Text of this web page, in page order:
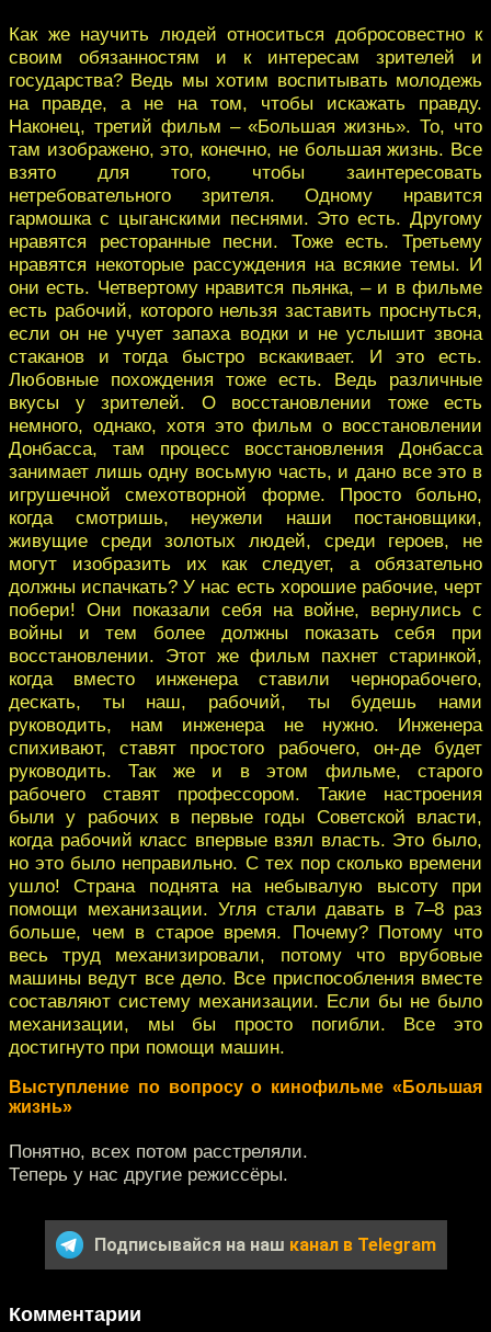
Как же научить людей относиться добросовестно к
своим обязанностям и к интересам зрителей и
государства? Ведь мы хотим воспитывать молодежь
на правде, а не на том, чтобы искажать правду.
Наконец, третий фильм – «Большая жизнь». То, что
там изображено, это, конечно, не большая жизнь. Все
взято для того, чтобы заинтересовать
нетребовательного зрителя. Одному нравится
гармошка с цыганскими песнями. Это есть. Другому
нравятся ресторанные песни. Тоже есть. Третьему
нравятся некоторые рассуждения на всякие темы. И
они есть. Четвертому нравится пьянка, – и в фильме
есть рабочий, которого нельзя заставить проснуться,
если он не учует запаха водки и не услышит звона
стаканов и тогда быстро вскакивает. И это есть.
Любовные похождения тоже есть. Ведь различные
вкусы у зрителей. О восстановлении тоже есть
немного, однако, хотя это фильм о восстановлении
Донбасса, там процесс восстановления Донбасса
занимает лишь одну восьмую часть, и дано все это в
игрушечной смехотворной форме. Просто больно,
когда смотришь, неужели наши постановщики,
живущие среди золотых людей, среди героев, не
могут изобразить их как следует, а обязательно
должны испачкать? У нас есть хорошие рабочие, черт
побери! Они показали себя на войне, вернулись с
войны и тем более должны показать себя при
восстановлении. Этот же фильм пахнет старинкой,
когда вместо инженера ставили чернорабочего,
дескать, ты наш, рабочий, ты будешь нами
руководить, нам инженера не нужно. Инженера
спихивают, ставят простого рабочего, он-де будет
руководить. Так же и в этом фильме, старого
рабочего ставят профессором. Такие настроения
были у рабочих в первые годы Советской власти,
когда рабочий класс впервые взял власть. Это было,
но это было неправильно. С тех пор сколько времени
ушло! Страна поднята на небывалую высоту при
помощи механизации. Угля стали давать в 7–8 раз
больше, чем в старое время. Почему? Потому что
весь труд механизировали, потому что врубовые
машины ведут все дело. Все приспособления вместе
составляют систему механизации. Если бы не было
механизации, мы бы просто погибли. Все это
достигнуто при помощи машин.
Выступление по вопросу о кинофильме «Большая
жизнь»
Понятно, всех потом расстреляли.
Теперь у нас другие режиссёры.
Подписывайся на наш канал в Telegram
Комментарии